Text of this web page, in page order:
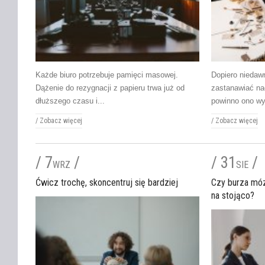
Każde biuro potrzebuje pamięci masowej.
Dążenie do rezygnacji z papieru trwa już od
dłuższego czasu i...
/ Zobacz więcej
Dopiero
zastanawiać
powinno ono
/ Zobacz więcej
/ 7WRZ /
Ćwicz trochę, skoncentruj się bardziej
/ 31 SIE /
Czy burza
na stojąco?